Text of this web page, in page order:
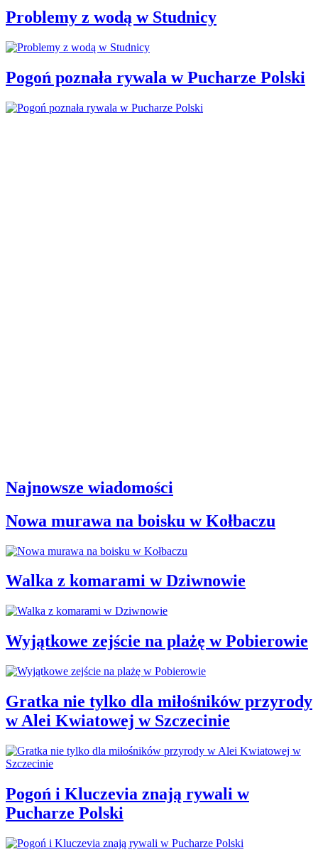
Problemy z wodą w Studnicy
Pogoń poznała rywala w Pucharze Polski
Najnowsze wiadomości
Nowa murawa na boisku w Kołbaczu
Walka z komarami w Dziwnowie
Wyjątkowe zejście na plażę w Pobierowie
Gratka nie tylko dla miłośników przyrody
w Alei Kwiatowej w Szczecinie
Pogoń i Kluczevia znają rywali w
Pucharze Polski